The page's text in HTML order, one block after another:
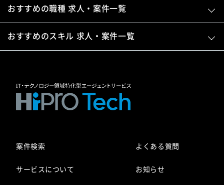
おすすめの職種 求人・案件一覧
おすすめのスキル 求人・案件一覧
案件検索
サービスについて
よくある質問
お知らせ